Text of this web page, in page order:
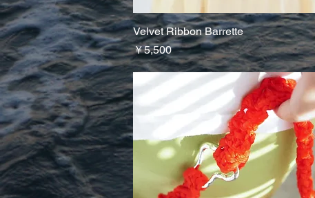
クイックビュー
Velvet Ribbon Barrette
価格
￥5,500